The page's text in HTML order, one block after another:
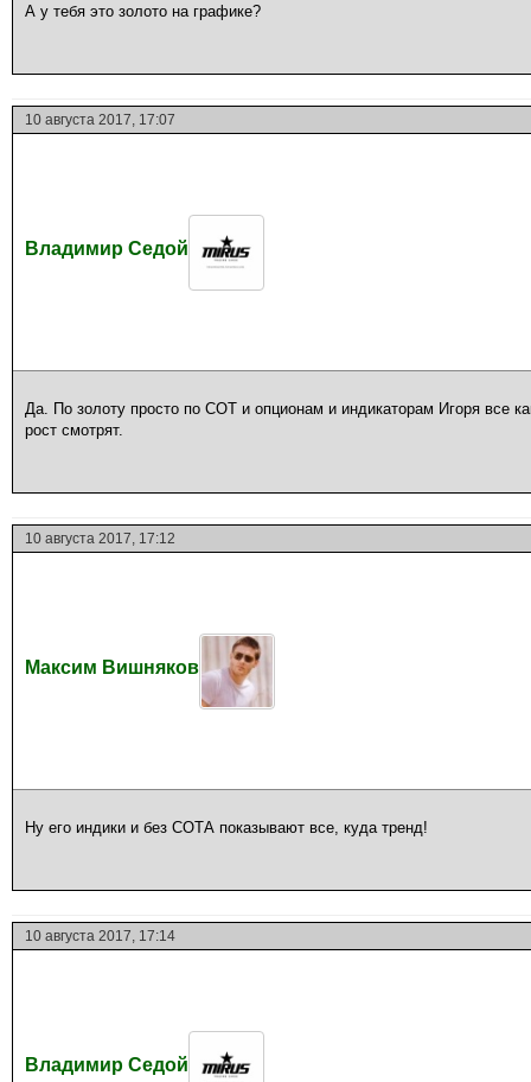
А у тебя это золото на графике?
10 августа 2017, 17:07
Владимир Седой
Да. По золоту просто по СОТ и опционам и индикаторам Игоря все
рост смотрят.
10 августа 2017, 17:12
Максим Вишняков
Ну его индики и без СОТА показывают все, куда тренд!
10 августа 2017, 17:14
Владимир Седой